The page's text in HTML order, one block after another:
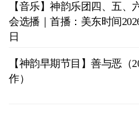
【音乐】神韵乐团四、五、
会选播｜首播：美东时间
日
【神韵早期节目】善与恶（
作）